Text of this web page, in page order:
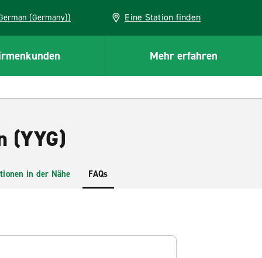
(German (Germany)) Eine Station finden
Mehr erfahren
(YYG)
in der Nähe FAQs